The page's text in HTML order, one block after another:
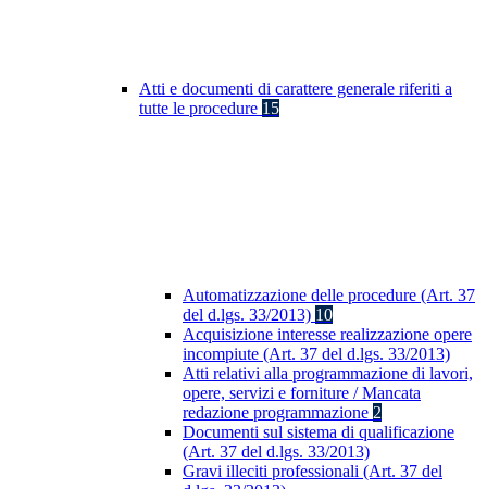
Atti e documenti di carattere generale riferiti a
tutte le procedure 15
Automatizzazione delle procedure (Art. 37
del d.lgs. 33/2013) 10
Acquisizione interesse realizzazione opere
incompiute (Art. 37 del d.lgs. 33/2013)
Atti relativi alla programmazione di lavori,
opere, servizi e forniture / Mancata
redazione programmazione 2
Documenti sul sistema di qualificazione
(Art. 37 del d.lgs. 33/2013)
Gravi illeciti professionali (Art. 37 del